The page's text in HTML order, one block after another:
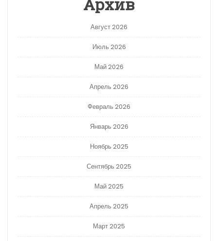
Август 2026
Июль 2026
Май 2026
Апрель 2026
Февраль 2026
Январь 2026
Ноябрь 2025
Сентябрь 2025
Май 2025
Апрель 2025
Март 2025